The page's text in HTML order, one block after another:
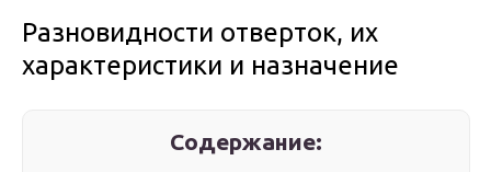
Разновидности отверток, их
характеристики и назначение
Содержание: